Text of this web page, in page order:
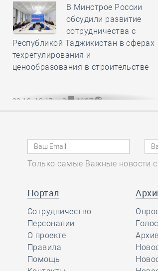
В Минстрое России
обсудили развитие
сотрудничества с
Республикой Таджикистан в сферах
техрегулирования и
ценообразования в строительстве
29.12, 13:17 0 1127
членов Единый стандарт
рассмотрения жалоб на
специалистов НРС
29.12, 12:20
В строительный полдень. Сразу две
станции новой линии метро
открыли в Культурной столице
Только самые Важные новости
Портал
Сотрудничество
Персоналии
О проекте
Правила
Помощь